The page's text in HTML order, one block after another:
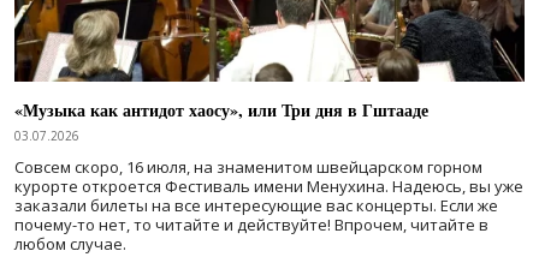
«Музыка как антидот хаосу», или Три дня в Гштааде
03.07.2026
Совсем скоро, 16 июля, на знаменитом швейцарском горном
курорте откроется Фестиваль имени Менухина. Надеюсь, вы уже
заказали билеты на все интересующие вас концерты. Если же
почему-то нет, то читайте и действуйте! Впрочем, читайте в
любом случае.